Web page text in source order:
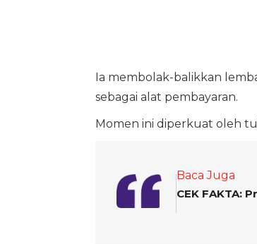
Ia membolak-balikkan
sebagai alat pembayaran.
Momen ini diperkuat oleh
Baca Juga
CEK FAKTA: